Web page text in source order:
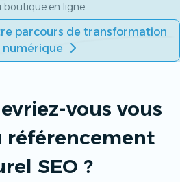
boutique en ligne.
parcours de transformation
numérique
vous vous
référencement
SEO ?